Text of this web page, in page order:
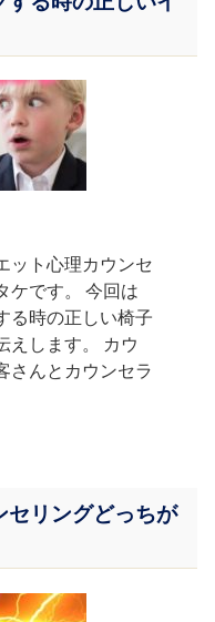
ット心理カウンセ
ケです。 今回は
る時の正しい椅子
えします。 カウ
さんとカウンセラ
セリングどっちが